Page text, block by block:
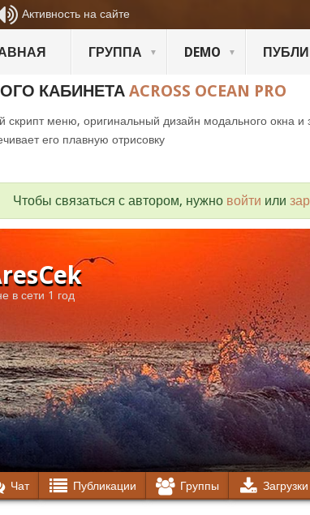
ГРУППА DEMO
КАБИНЕТА ACROSS OCEAN PRO
меню, оригинальный дизайн модального окна
его плавную отрисовку
Чтобы связаться с автором, нужно войти или
в сети 1 год
Чат Публикации Группы Загрузки
Активность на сайте